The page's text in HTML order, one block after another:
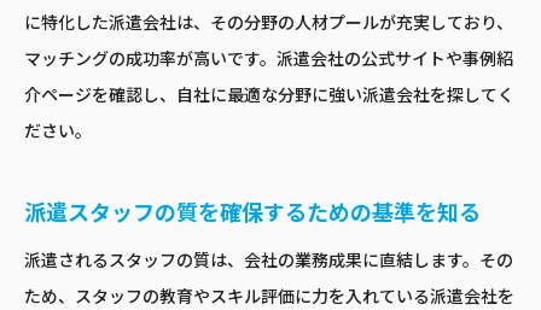
に特化した派遣会社は、その分野の人材プールが充実しており、
マッチングの成功率が高いです。派遣会社の公式サイトや事例紹
介ページを確認し、自社に最適な分野に強い派遣会社を探してく
ださい。
派遣スタッフの質を確保するための基準を知る
派遣されるスタッフの質は、会社の業務成果に直結します。その
ため、スタッフの教育やスキル評価に力を入れている派遣会社を